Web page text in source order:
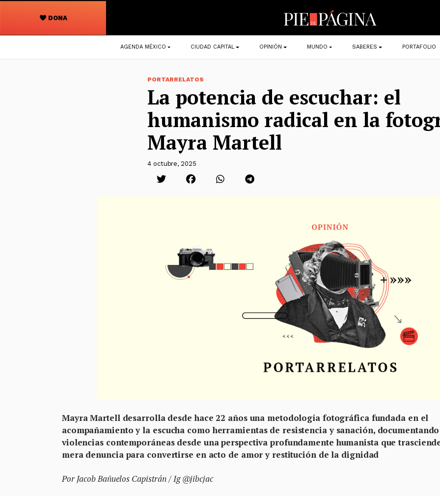
DONA
Navegación
principal
AGENDA MÉXICO CIUDAD CAPITAL OPINIÓN MUNDO SABERES PORTAFOLIO
PORTARRELATOS
La potencia de escuchar: el
humanismo radical en la
Mayra Martell
4 octubre, 2025
Mayra Martell desarrolla desde hace 22 años una metodología fotográfica fundada en el
acompañamiento y la escucha como herramientas de resistencia y sanación,
violencias contemporáneas desde una perspectiva profundamente humanista que
mera denuncia para convertirse en acto de amor y restitución de la dignidad
Por Jacob Bañuelos Capistrán / Ig @jibcjac